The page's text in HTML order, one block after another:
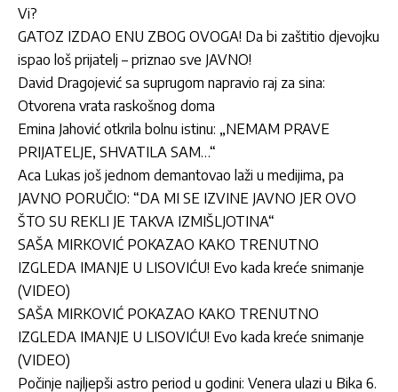
Vi?
GATOZ IZDAO ENU ZBOG OVOGA! Da bi zaštitio djevojku
ispao loš prijatelj – priznao sve JAVNO!
David Dragojević sa suprugom napravio raj za sina:
Otvorena vrata raskošnog doma
Emina Jahović otkrila bolnu istinu: „NEMAM PRAVE
PRIJATELJE, SHVATILA SAM…“
Aca Lukas još jednom demantovao laži u medijima, pa
JAVNO PORUČIO: “DA MI SE IZVINE JAVNO JER OVO
ŠTO SU REKLI JE TAKVA IZMIŠLJOTINA“
SAŠA MIRKOVIĆ POKAZAO KAKO TRENUTNO
IZGLEDA IMANJE U LISOVIĆU! Evo kada kreće snimanje
(VIDEO)
SAŠA MIRKOVIĆ POKAZAO KAKO TRENUTNO
IZGLEDA IMANJE U LISOVIĆU! Evo kada kreće snimanje
(VIDEO)
Počinje najljepši astro period u godini: Venera ulazi u Bika 6.